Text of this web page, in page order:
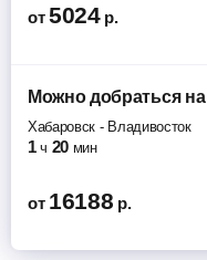
от 5024 р.
Можно добратьсяна
Хабаровск - Владивосток
1 ч 20 мин
от 16188 р.